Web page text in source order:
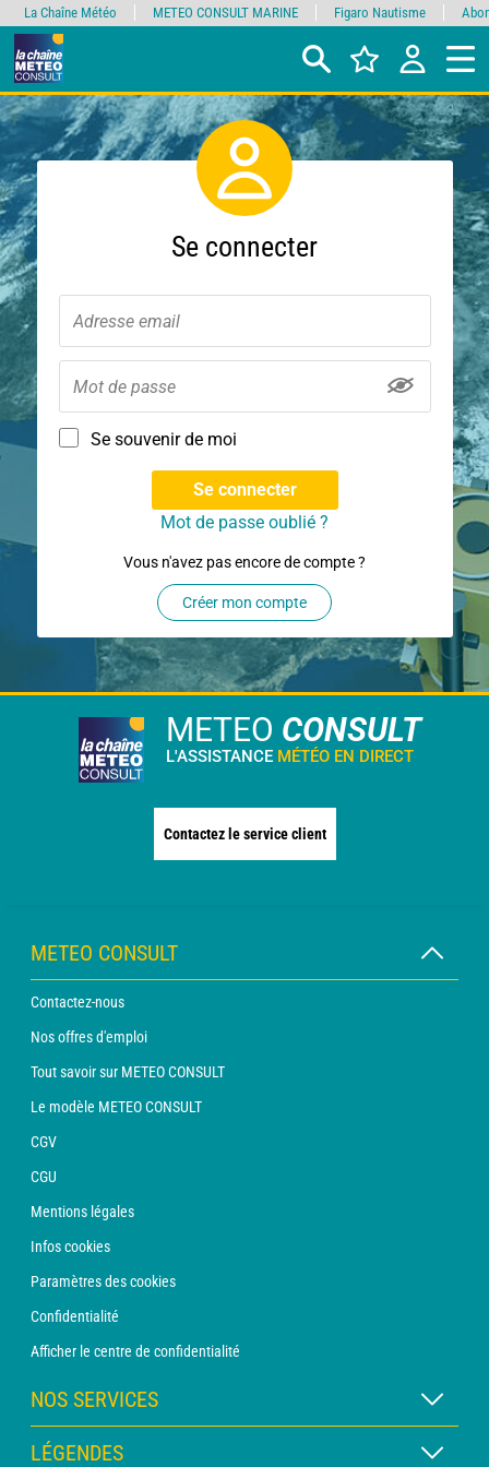
Se connecter
Se souvenir de moi
Se connecter
Mot de passe oublié ?
Vous n'avez pas encore de compte ?
Créer mon compte
METEO CONSULT
L'ASSISTANCE MÉTÉO EN DIRECT
Contactez le service client
METEO CONSULT
Contactez-nous
Nos offres d'emploi
Tout savoir sur METEO CONSULT
Le modèle METEO CONSULT
CGV
CGU
Mentions légales
Infos cookies
Paramètres des cookies
Confidentialité
Afficher le centre de confidentialité
NOS SERVICES
Abonnement METEO Xpert
LÉGENDES
La Chaîne Météo METEO CONSULT MARINE Figaro Nautisme